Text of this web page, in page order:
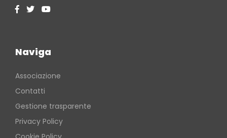
Naviga
Associazione
Contatti
Gestione trasparente
Privacy Policy